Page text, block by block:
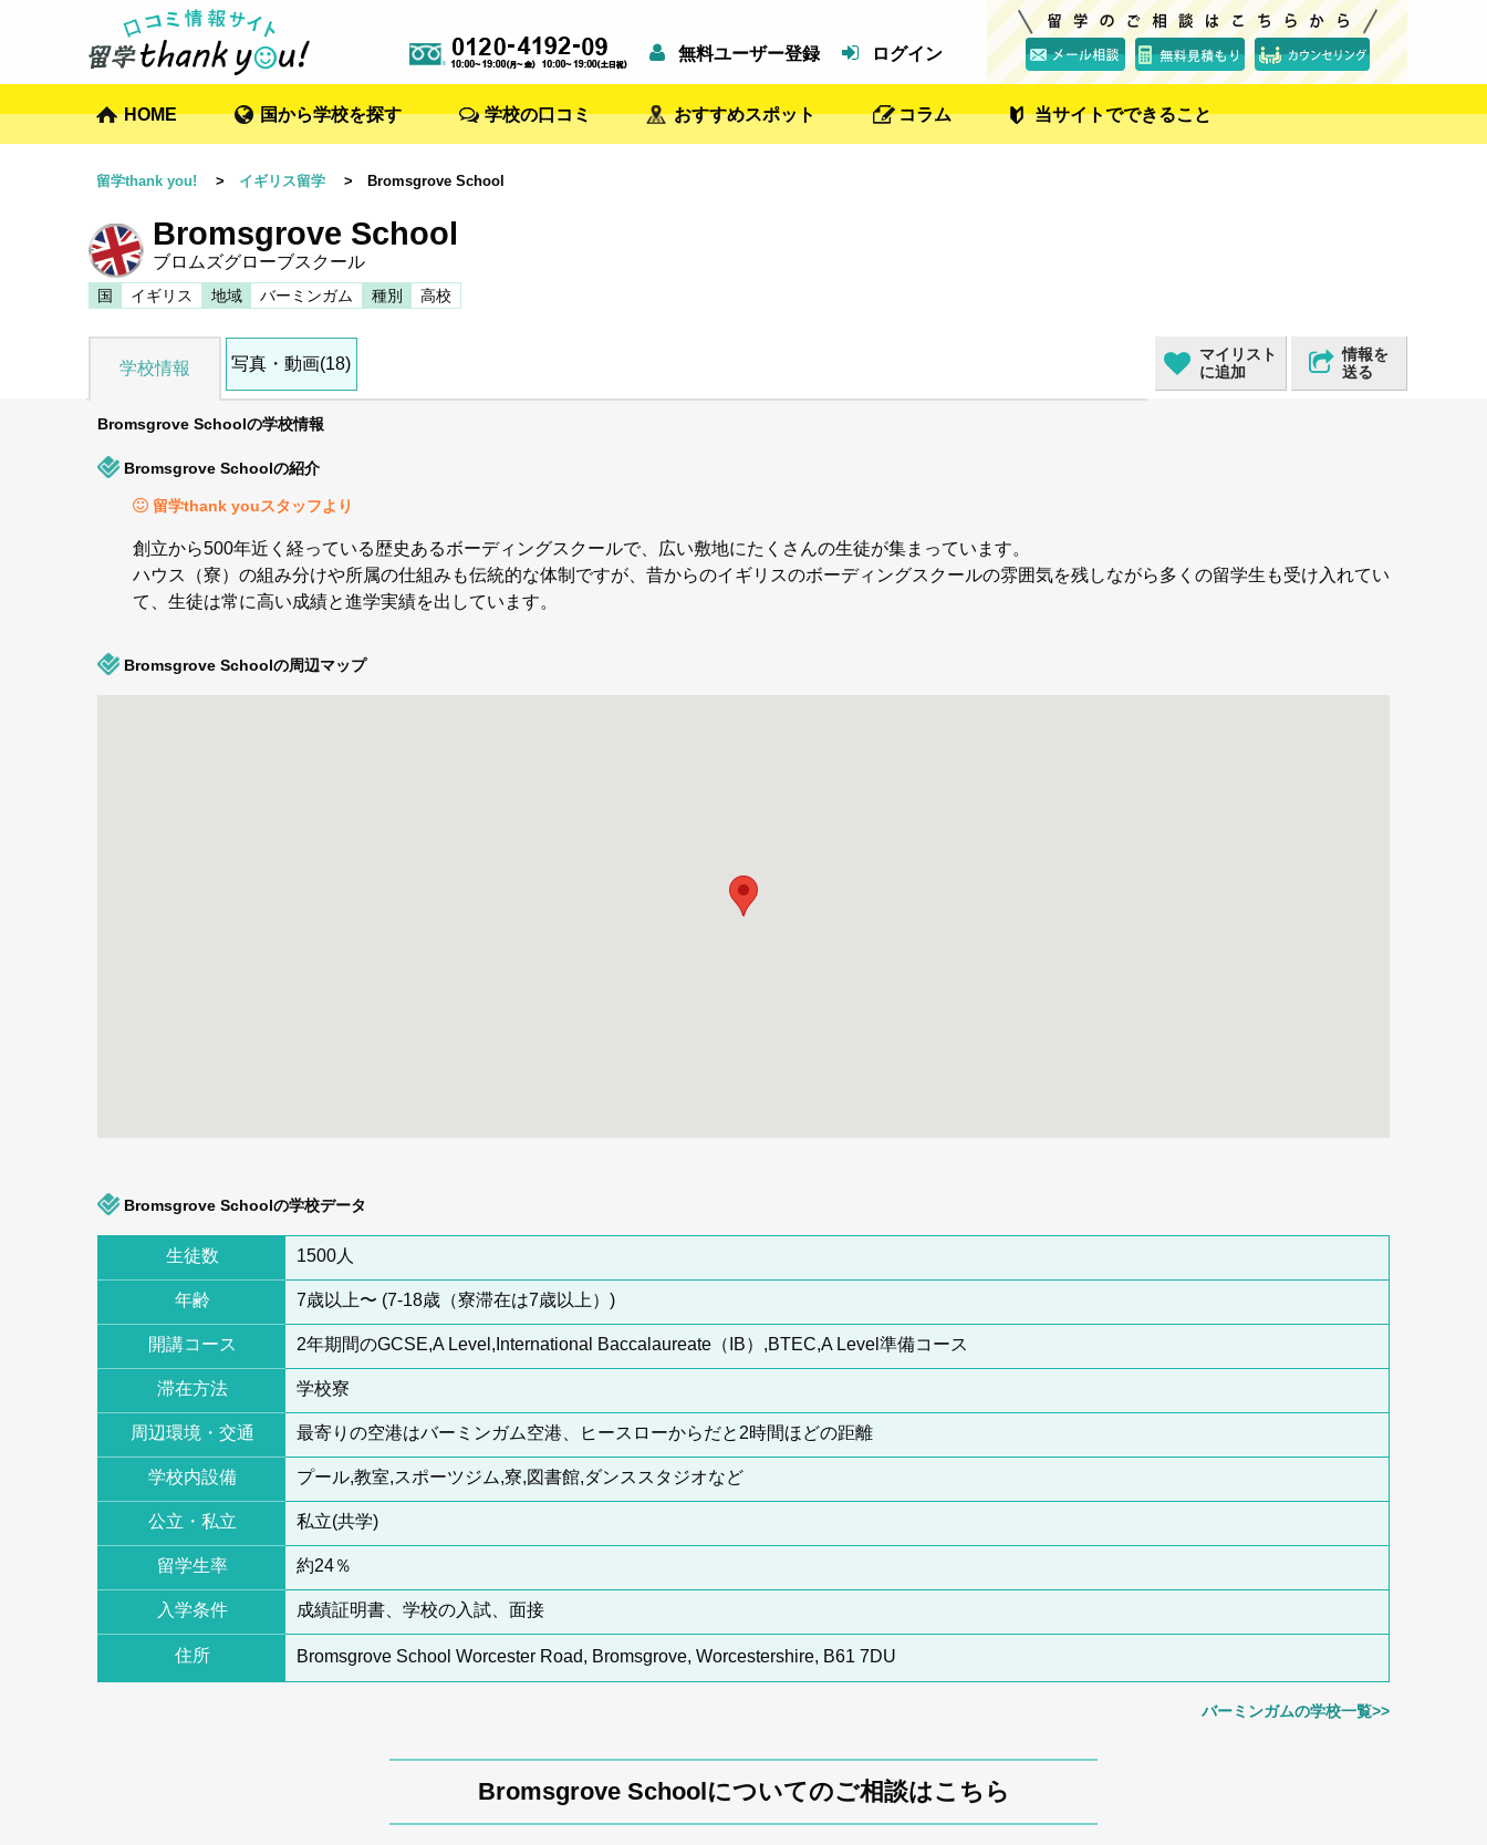
無料ユーザー登録 ログイン
HOME 国から学校を探す 学校の口コミ おすすめスポット コラム 当サイトでできること
留学thank you! > イギリス留学 > Bromsgrove School
Bromsgrove School
ブロムズグローブスクール
国 イギリス 地域 バーミンガム 種別 高校
マイリスト
に追加
情報を
送る
学校情報 写真・動画(18)
Bromsgrove Schoolの学校情報
Bromsgrove Schoolの紹介
留学thank youスタッフより
創立から500年近く経っている歴史あるボーディングスクールで、広い敷地にたくさんの生徒が集まっています。
ハウス（寮）の組み分けや所属の仕組みも伝統的な体制ですが、昔からのイギリスのボーディングスクールの雰囲気を残しながら多くの留学生も受け入れてい
て、生徒は常に高い成績と進学実績を出しています。
Bromsgrove Schoolの周辺マップ
Bromsgrove Schoolの学校データ
生徒数 1500人
年齢 7歳以上〜 (7‐18歳（寮滞在は7歳以上）)
開講コース 2年期間のGCSE,A Level,International Baccalaureate（IB）,BTEC,A Level準備コース
滞在方法 学校寮
周辺環境・交通 最寄りの空港はバーミンガム空港、ヒースローからだと2時間ほどの距離
学校内設備 プール,教室,スポーツジム,寮,図書館,ダンススタジオなど
公立・私立 私立(共学)
留学生率 約24％
入学条件 成績証明書、学校の入試、面接
住所 Bromsgrove School Worcester Road, Bromsgrove, Worcestershire, B61 7DU
バーミンガムの学校一覧>>
Bromsgrove Schoolについてのご相談はこちら